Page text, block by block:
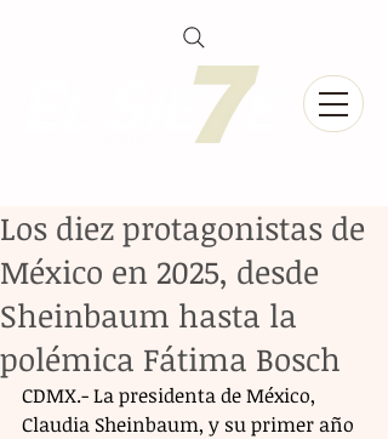
Los diez protagonistas de
México en 2025, desde
Sheinbaum hasta la
polémica Fátima Bosch
CDMX.- La presidenta de México,
Claudia Sheinbaum, y su primer año